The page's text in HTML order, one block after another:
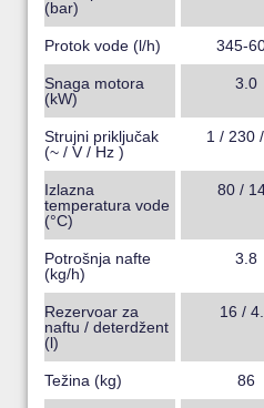
(bar)
Protok vode (l/h) 345-
Snaga motora
(kW)
3.0
Strujni priključak
(~ / V / Hz )
1 / 230
Izlazna
temperatura vode
(°C)
80 /
Potrošnja nafte
(kg/h)
3.8
Rezervoar za
naftu / deterdžent
(l)
16 /
Težina (kg) 86